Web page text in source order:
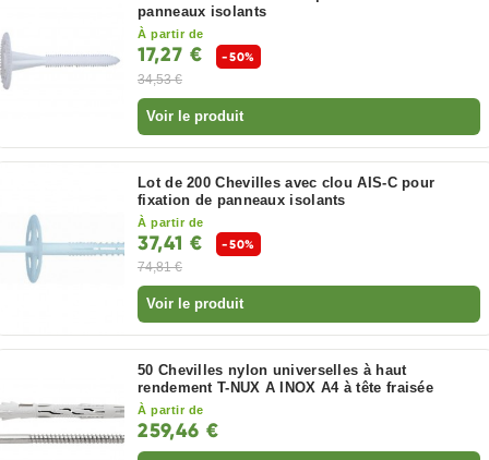
panneaux isolants
À partir de
17,27 €
-50%
34,53 €
Voir le produit
Lot de 200 Chevilles avec clou AIS-C pour
fixation de panneaux isolants
À partir de
37,41 €
-50%
74,81 €
Voir le produit
50 Chevilles nylon universelles à haut
rendement T-NUX A INOX A4 à tête fraisée
À partir de
259,46 €